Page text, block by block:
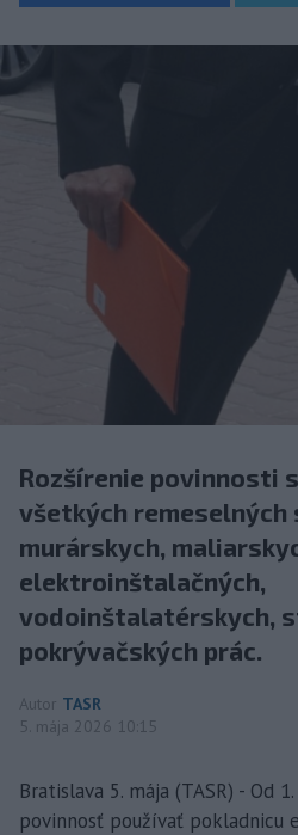
Rozšírenie povinnosti
všetkých remeselných
murárskych,
elektroinštalačných,
vodoinštalatérskych,
pokrývačských prác.
Autor TASR
5. mája 2026 10:15
Bratislava 5. mája (TASR) - Od
povinnosť používať pokladnicu